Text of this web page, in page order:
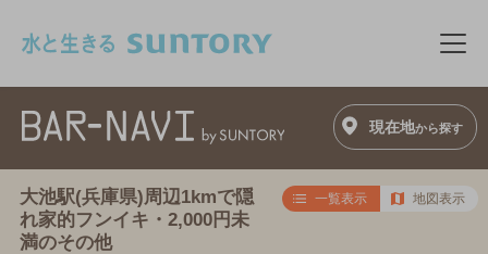
メ
現在地から探す
大池駅(兵庫県)周辺1kmで隠
れ家的フンイキ・2,000円未
満のその他
一覧表示 地図表示